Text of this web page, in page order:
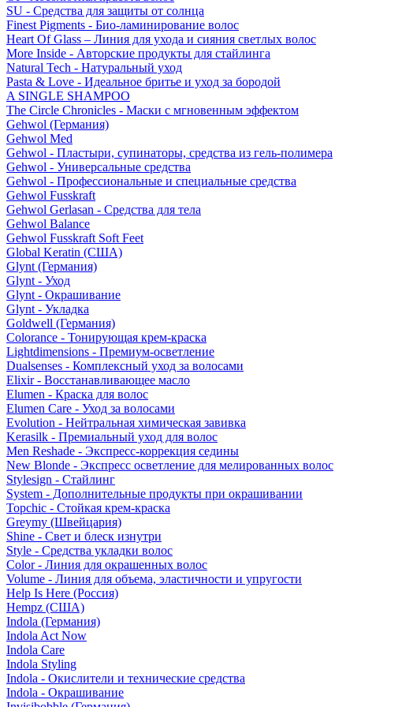
SU - Средства для защиты от солнца
Finest Pigments - Био-ламинирование волос
Heart Of Glass – Линия для ухода и сияния светлых волос
More Inside - Авторские продукты для стайлинга
Natural Tech - Натуральный уход
Pasta & Love - Идеальное бритье и уход за бородой
A SINGLE SHAMPOO
The Circle Chronicles - Маски с мгновенным эффектом
Gehwol (Германия)
Gehwol Med
Gehwol - Пластыри, супинаторы, средства из гель-полимера
Gehwol - Универсальные средства
Gehwol - Профессиональные и специальные средства
Gehwol Fusskraft
Gehwol Gerlasan - Средства для тела
Gehwol Balance
Gehwol Fusskraft Soft Feet
Global Keratin (США)
Glynt (Германия)
Glynt - Уход
Glynt - Окрашивание
Glynt - Укладка
Goldwell (Германия)
Colorance - Тонирующая крем-краска
Lightdimensions - Премиум-осветление
Dualsenses - Комплексный уход за волосами
Elixir - Восстанавливающее масло
Elumen - Краска для волос
Elumen Care - Уход за волосами
Evolution - Нейтральная химическая завивка
Kerasilk - Премиальный уход для волос
Men Reshade - Экспресс-коррекция седины
New Blonde - Экспресс осветление для мелированных волос
Stylesign - Стайлинг
System - Дополнительные продукты при окрашивании
Topchic - Стойкая крем-краска
Greymy (Швейцария)
Shine - Свет и блеск изнутри
Style - Средства укладки волос
Color - Линия для окрашенных волос
Volume - Линия для объема, эластичности и упругости
Help Is Here (Россия)
Hempz (США)
Indola (Германия)
Indola Act Now
Indola Care
Indola Styling
Indola - Окислители и технические средства
Indola - Окрашивание